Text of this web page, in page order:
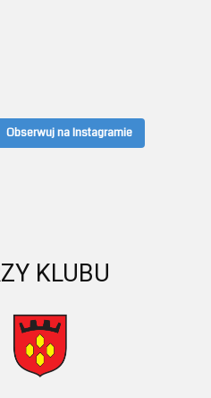
Obserwuj na Instagramie
KLUBU